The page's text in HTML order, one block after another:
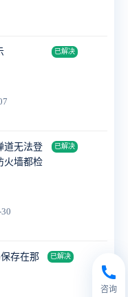
已解决
道无法登
火墙都检
已解决
存在那
已解决
咨询